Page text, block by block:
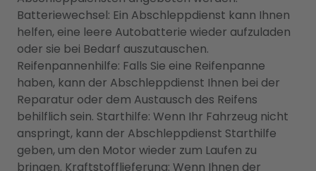
Batteriewechsel: Ein Abschleppdienst kann Ihnen
helfen, eine leere Autobatterie wieder aufzuladen
oder sie bei Bedarf auszutauschen.
Reifenpannenhilfe: Falls Sie eine Reifenpanne
haben, kann der Abschleppdienst Ihnen bei der
Reparatur oder dem Austausch des Reifens
behilflich sein. Starthilfe: Wenn Ihr Fahrzeug nicht
anspringt, kann der Abschleppdienst Starthilfe
geben, um den Motor wieder zum Laufen zu
bringen. Kraftstofflieferung: Wenn Ihnen der